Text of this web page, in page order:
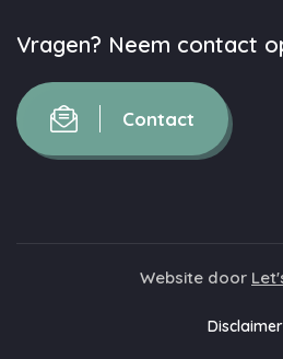
Vragen? Neem contact
Contact
Website door
Disclaimer